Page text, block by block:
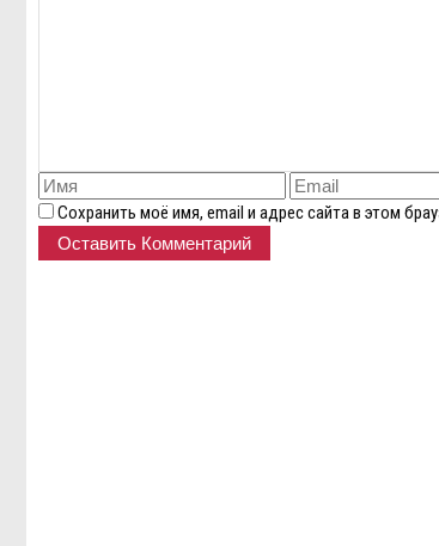
Сохранить моё имя, email и адрес сайта в этом